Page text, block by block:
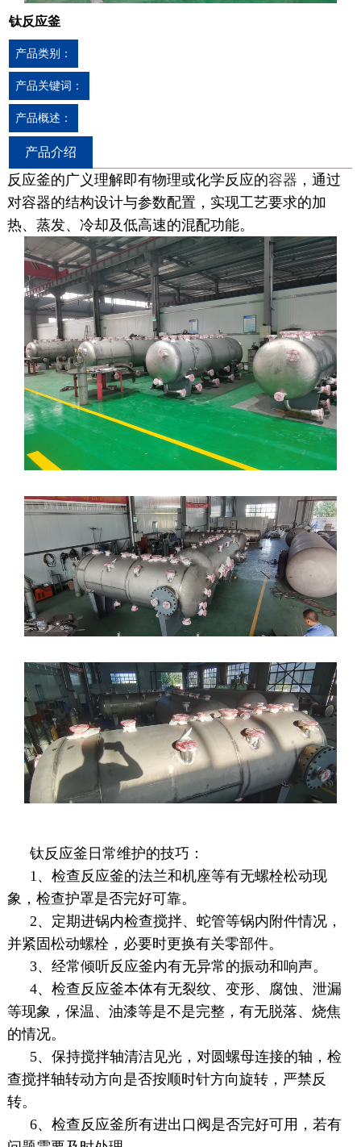
钛反应釜
产品类别：
产品关键词：
产品概述：
产品介绍
反应釜的广义理解即有物理或化学反应的容器 ，通过
对容器的结构设计与参数配置，实现工艺要求的加
热、蒸发、冷却及低高速的混配功能。
钛反应釜日常维护的技巧：
1、检查反应釜的法兰和机座等有无螺栓松动现
象，检查护罩是否完好可靠。
2、定期进锅内检查搅拌、蛇管等锅内附件情况，
并紧固松动螺栓，必要时更换有关零部件。
3、经常倾听反应釜内有无异常的振动和响声。
4、检查反应釜本体有无裂纹、变形、腐蚀、泄漏
等现象，保温、油漆等是不是完整，有无脱落、烧焦
的情况。
5、保持搅拌轴清洁见光，对圆螺母连接的轴，检
查搅拌轴转动方向是否按顺时针方向旋转，严禁反
转。
6、检查反应釜所有进出口阀是否完好可用，若有